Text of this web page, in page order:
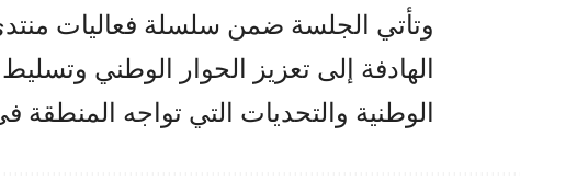
وتأتي الجلسة ضمن سلسلة فعاليات
الهادفة إلى تعزيز الحوار الوطني
الوطنية والتحديات التي تواجه المنطقة